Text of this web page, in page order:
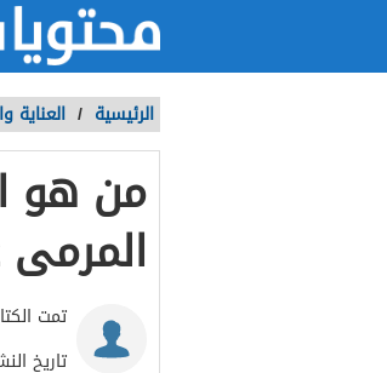
الرئيسية / العناية
من هو
تمت
تاريخ